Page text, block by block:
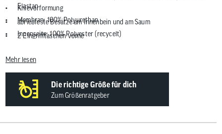
Knievorformung
abriebfeste Besätze am Innenbein und am Saum
2 Eingrifftaschen vorne
Beinabschluss durch Reißverschluss erweiterbar
reflektierende Elemente
Grüner Knopf
Elastan
Membran: 100% Polyurethan
Innenseite: 100% Polyester (recycelt)
Membran: 100% Polyurethan
Mehr lesen
Die richtige Größe für dich
Zum Größenratgeber